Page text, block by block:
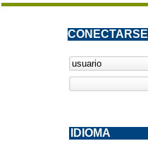
CONECTARSE
IDIOMA